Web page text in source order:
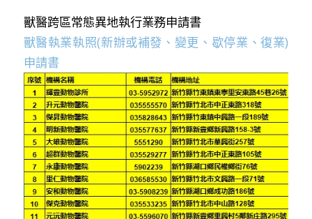
獸醫跨區常態異地執行業務申請書
獸醫執業執照(新辦或補發、變更、歇停業、復業)
申請書